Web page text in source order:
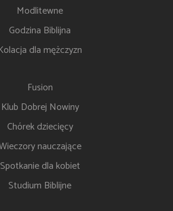
Modlitewne
Godzina Biblijna
dla mężczyzn
Fusion
Klub Dobrej Nowiny
Chórek dziecięcy
nauczające
Spotkanie dla kobiet
Studium Biblijne